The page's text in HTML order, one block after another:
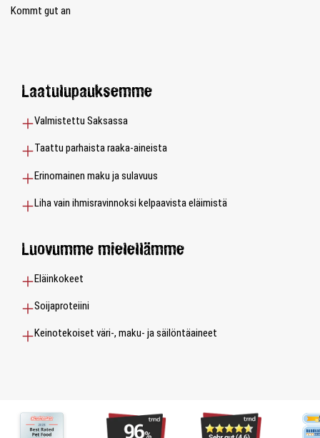
Kommt gut an
Laatulupauksemme
Valmistettu Saksassa
Taattu parhaista raaka-aineista
Erinomainen maku ja sulavuus
Liha vain ihmisravinnoksi kelpaavista eläimistä
Luovumme mielellämme
Eläinkokeet
Soijaproteiini
Keinotekoiset väri-, maku- ja säilöntäaineet